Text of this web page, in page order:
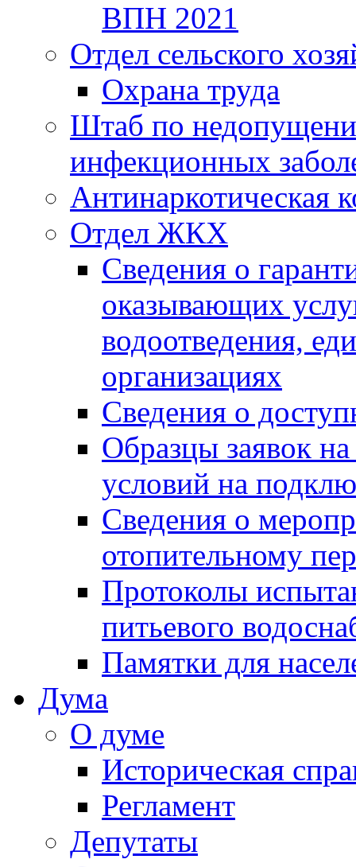
ВПН 2021
Отдел сельского
Охрана труда
Штаб по
инфекционных
Антинаркотическая
Отдел ЖКХ
Сведения о
оказывающих
водоотведения,
организациях
Сведения о
Образцы заявок
условий на
Сведения о
отопительному
Протоколы
питьевого
Памятки для
Дума
О думе
Историческая
Регламент
Депутаты